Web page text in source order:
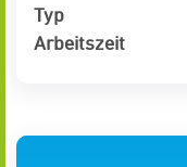
Typ
Arbeitszeit